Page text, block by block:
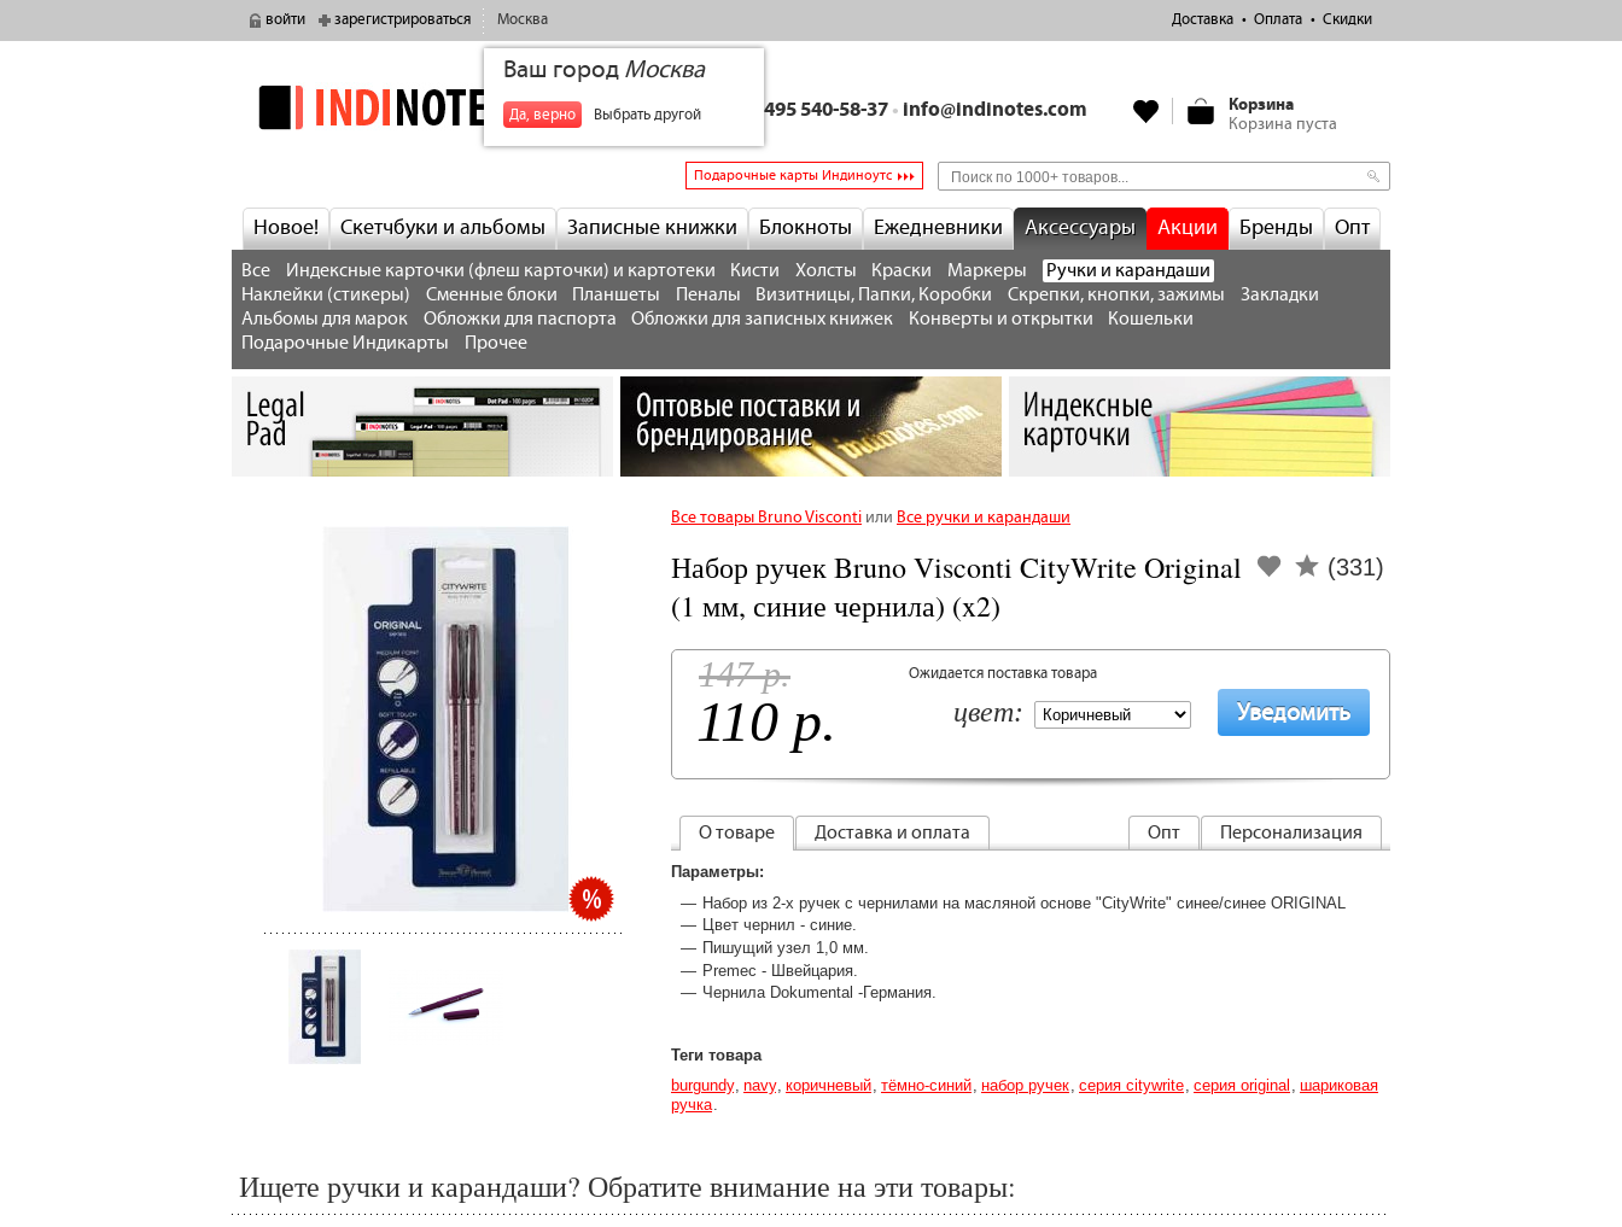
войти зарегистрироваться Москва
Ваш город Москва
Да, верно Выбрать другой
Доставка Оплата Скидки
indinotes
Корзина
Корзина пуста
+7 495 540-58-37 • info@indinotes.com
Подарочные карты Индиноутс
Новое! Скетчбуки и альбомы Записные книжки Блокноты Ежедневники Аксессуары Акции Бренды Опт
Все Индексные карточки (флеш карточки) и картотеки Кисти Холсты Краски Маркеры
Ручки и карандаши
Наклейки (стикеры)
Сменные блоки Планшеты Пеналы Визитницы, Папки, Коробки Скрепки, кнопки, зажимы
Закладки
Альбомы для марок
Обложки для паспорта Обложки для записных книжек Конверты и открытки
Кошельки
Подарочные Индикарты
Прочее
Все товары Bruno Visconti или Все ручки и карандаши
(331)
Набор ручек Bruno Visconti CityWrite Original
(1 мм, синие чернила) (x2)
147 р.
110 р.
Ожидается поставка товара
цвет:
О товаре Доставка и оплата Персонализация
Опт
Параметры:
Набор из 2-х ручек с чернилами на масляной основе "CityWrite" синее/синее ORIGINAL
Цвет чернил - синие.
Пишущий узел 1,0 мм.
Premec - Швейцария.
Чернила Dokumental -Германия.
Теги товара
burgundy navy коричневый тёмно-синий набор ручек серия citywrite серия original
шариковая
ручка
Ищете ручки и карандаши? Обратите внимание на эти товары: